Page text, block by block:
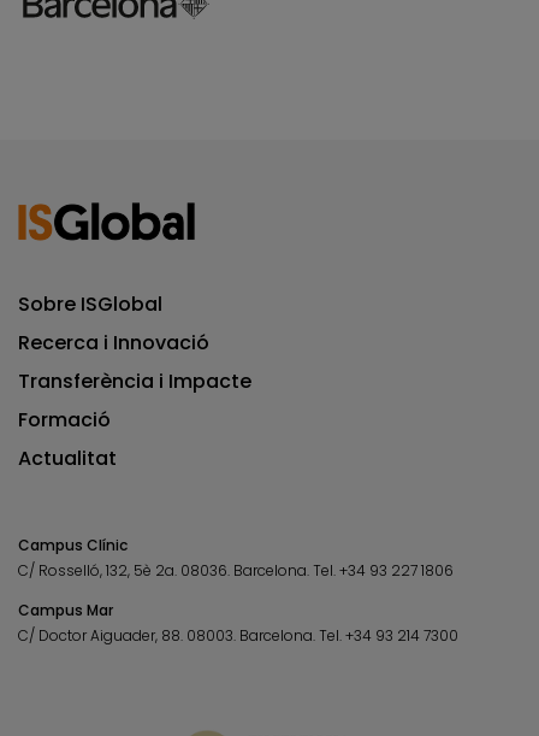
Sobre ISGlobal
Recerca i Innovació
Transferència i Impacte
Formació
Actualitat
Campus Clínic
C/ Rosselló, 132, 5è 2a. 08036. Barcelona.Tel.+34 93 227 1806
Campus Mar
C/ Doctor Aiguader, 88. 08003. Barcelona.Tel.+34 93 214 7300